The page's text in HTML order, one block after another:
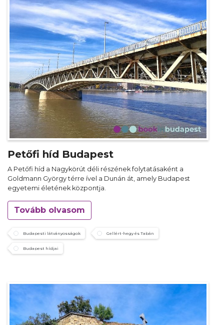
Petőfi híd Budapest
A Petőfi híd a Nagykörút déli részének folytatásaként a
Goldmann György térre ível a Dunán át, amely Budapest
egyetemi életének központja.
Tovább olvasom
Budapesti látványosságok Gellért-hegy és Tabán
Budapest hídjai